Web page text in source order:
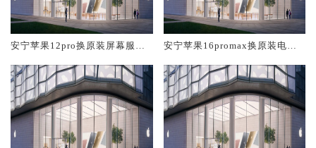
安宁苹果12pro换原装屏幕服务
安宁苹果16promax换原装电池